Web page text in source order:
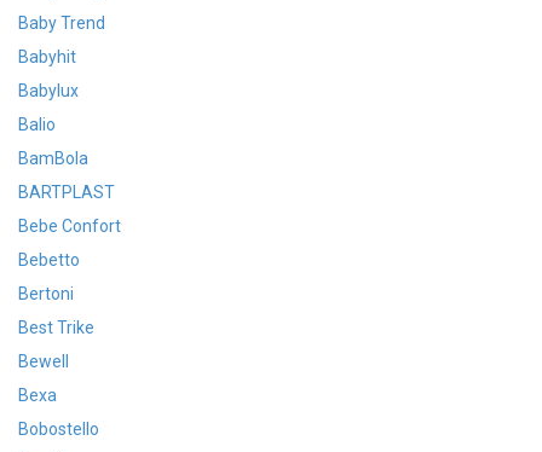
Baby Trend
Babyhit
Babylux
Balio
BamBola
BARTPLAST
Bebe Confort
Bebetto
Bertoni
Best Trike
Bewell
Bexa
Bobostello